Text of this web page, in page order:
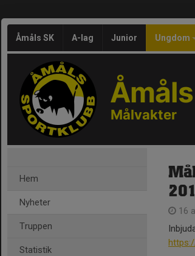
Åmåls SK A-lag Junior Ungdom
Målvakter
Hem
Nyheter
Truppen
Statistik
16